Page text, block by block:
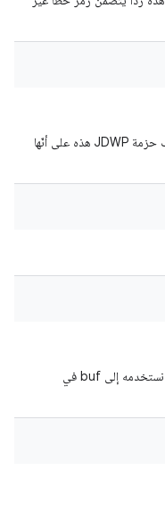
تعرض هذه السمة القيمة "true" إذا تم تصنيف حزمة JDWP هذه على أنّها
"نقل" بيانات الحزمة من المخزن المؤقت الذي نستخدمه إلى buf في